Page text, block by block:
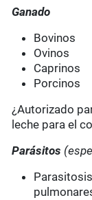
Ganado
Bovinos
Ovinos
Caprinos
Porcinos
¿Autorizado
leche para el
Parásitos